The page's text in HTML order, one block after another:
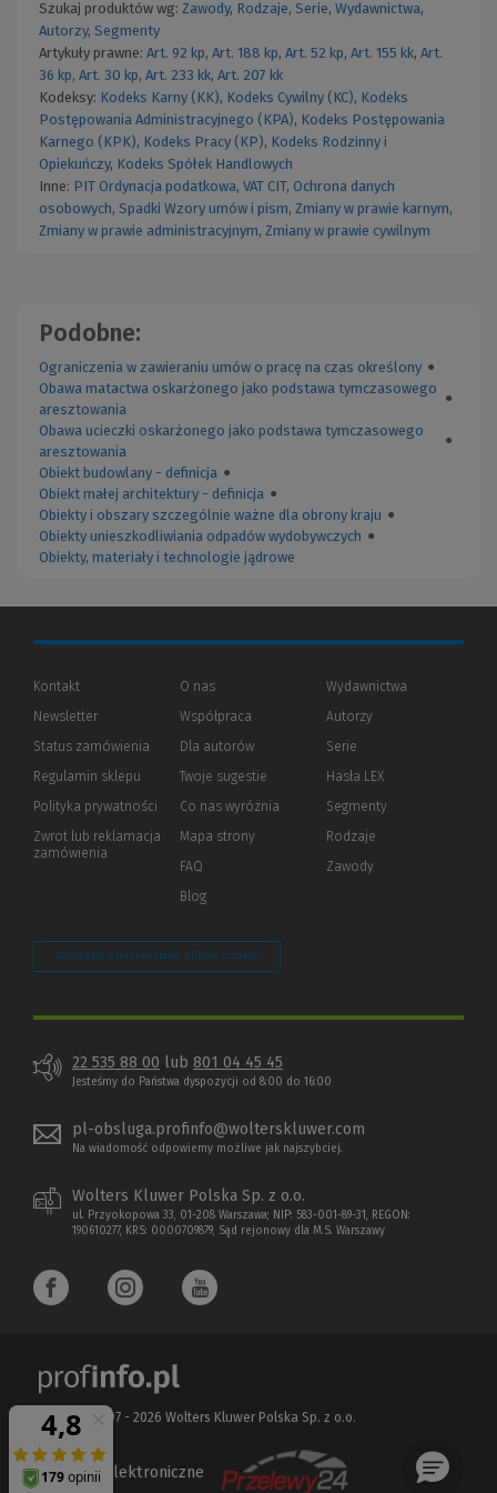
Szukaj produktów wg: Zawody, Rodzaje, Serie, Wydawnictwa,
Autorzy, Segmenty
Artykuły prawne: Art. 92 kp, Art. 188 kp, Art. 52 kp, Art. 155 kk, Art.
36 kp, Art. 30 kp, Art. 233 kk, Art. 207 kk
Kodeksy: Kodeks Karny (KK), Kodeks Cywilny (KC), Kodeks
Postępowania Administracyjnego (KPA), Kodeks Postępowania
Karnego (KPK), Kodeks Pracy (KP), Kodeks Rodzinny i
Opiekuńczy, Kodeks Spółek Handlowych
Inne: PIT Ordynacja podatkowa, VAT CIT, Ochrona danych
osobowych, Spadki Wzory umów i pism, Zmiany w prawie karnym,
Zmiany w prawie administracyjnym, Zmiany w prawie cywilnym
Podobne:
Ograniczenia w zawieraniu umów o pracę na czas określony ●
Obawa matactwa oskarżonego jako podstawa tymczasowego
aresztowania
●
Obawa ucieczki oskarżonego jako podstawa tymczasowego
aresztowania
●
Obiekt budowlany - definicja ●
Obiekt małej architektury - definicja ●
Obiekty i obszary szczególnie ważne dla obrony kraju ●
Obiekty unieszkodliwiania odpadów wydobywczych ●
Obiekty, materiały i technologie jądrowe
Kontakt
Newsletter
Status zamówienia
Regulamin sklepu
Polityka prywatności (Nowe
(Link
innej
Zwrot lub reklamacja
zamówienia
O nas
Współpraca
Dla autorów(Nowe
(Link
innej
Twoje sugestie
Co nas wyróżnia
Mapa strony
FAQ
Blog
Wydawnictwa
Autorzy
Serie
Hasła LEX
Segmenty
Rodzaje
Zawody
Zarządzaj preferencjami plików cookie
22 535 88 00 lub 801 04 45 45
Jesteśmy do Państwa dyspozycji od 8:00 do 16:00
pl-obsluga.profinfo@wolterskluwer.com
Na wiadomość odpowiemy możliwe jak najszybciej.
Wolters Kluwer Polska Sp. z o.o.
ul. Przyokopowa 33, 01-208 Warszawa; NIP: 583-001-89-31, REGON:
190610277, KRS: 0000709879, Sąd rejonowy dla M.S. Warszawy
Copyright 1997 - 2026 Wolters Kluwer Polska Sp. z o.o.
Płatności elektroniczne
(Nowe
(Link